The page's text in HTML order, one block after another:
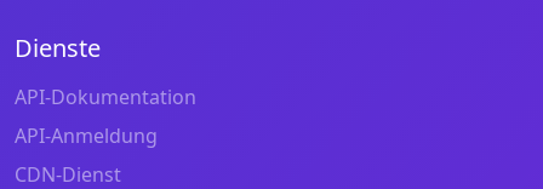
Dienste
API-Dokumentation
API-Anmeldung
CDN-Dienst